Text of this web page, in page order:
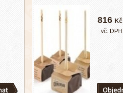
816 Kč
vč. DPH